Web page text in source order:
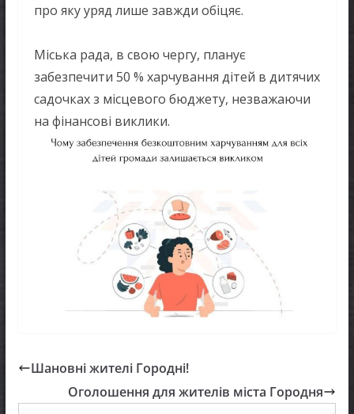
про яку уряд лише завжди обіцяє.
Міська рада, в свою чергу, планує
забезпечити 50 % харчування дітей в дитячих
садочках з місцевого бюджету, незважаючи
на фінансові виклики.
Шановні жителі Городні!
Оголошення для жителів міста Городня